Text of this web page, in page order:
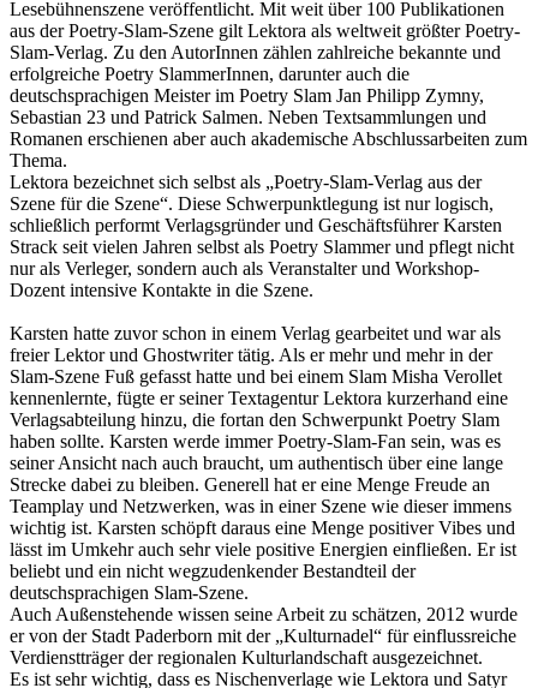
Lesebühnenszene veröffentlicht. Mit weit über 100 Publikationen
aus der Poetry-Slam-Szene gilt Lektora als weltweit größter Poetry-
Slam-Verlag. Zu den AutorInnen zählen zahlreiche bekannte und
erfolgreiche Poetry SlammerInnen, darunter auch die
deutschsprachigen Meister im Poetry Slam Jan Philipp Zymny,
Sebastian 23 und Patrick Salmen. Neben Textsammlungen und
Romanen erschienen aber auch akademische Abschlussarbeiten zum
Thema.
Lektora bezeichnet sich selbst als „Poetry-Slam-Verlag aus der
Szene für die Szene“. Diese Schwerpunktlegung ist nur logisch,
schließlich performt Verlagsgründer und Geschäftsführer Karsten
Strack seit vielen Jahren selbst als Poetry Slammer und pflegt nicht
nur als Verleger, sondern auch als Veranstalter und Workshop-
Dozent intensive Kontakte in die Szene.
Karsten hatte zuvor schon in einem Verlag gearbeitet und war als
freier Lektor und Ghostwriter tätig. Als er mehr und mehr in der
Slam-Szene Fuß gefasst hatte und bei einem Slam Misha Verollet
kennenlernte, fügte er seiner Textagentur Lektora kurzerhand eine
Verlagsabteilung hinzu, die fortan den Schwerpunkt Poetry Slam
haben sollte. Karsten werde immer Poetry-Slam-Fan sein, was es
seiner Ansicht nach auch braucht, um authentisch über eine lange
Strecke dabei zu bleiben. Generell hat er eine Menge Freude an
Teamplay und Netzwerken, was in einer Szene wie dieser immens
wichtig ist. Karsten schöpft daraus eine Menge positiver Vibes und
lässt im Umkehr auch sehr viele positive Energien einfließen. Er ist
beliebt und ein nicht wegzudenkender Bestandteil der
deutschsprachigen Slam-Szene.
Auch Außenstehende wissen seine Arbeit zu schätzen, 2012 wurde
er von der Stadt Paderborn mit der „Kulturnadel“ für einflussreiche
Verdienstträger der regionalen Kulturlandschaft ausgezeichnet.
Es ist sehr wichtig, dass es Nischenverlage wie Lektora und Satyr